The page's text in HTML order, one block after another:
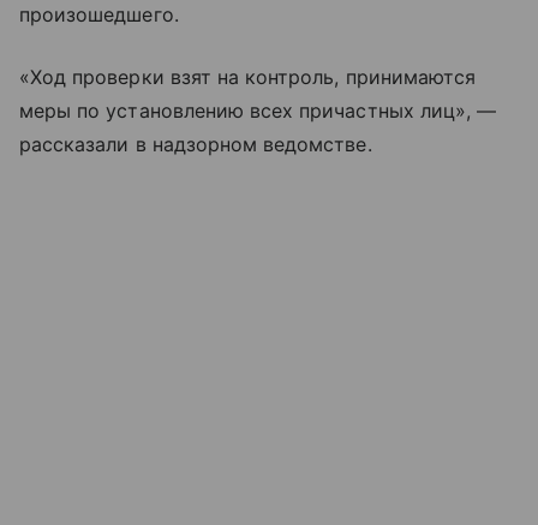
произошедшего.
«Ход проверки взят на контроль, принимаются
меры по установлению всех причастных лиц», —
рассказали в надзорном ведомстве.